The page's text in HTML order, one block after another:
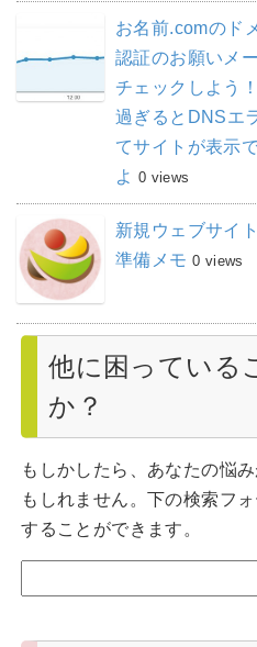
お名前.comのド
認証のお願いメ
チェックしよう
過ぎるとDNSエ
てサイトが表示
よ 0 views
新規ウェブサイ
準備メモ 0 views
他に困っている
か？
もしかしたら、あなたの悩
もしれません。下の検索フ
することができます。